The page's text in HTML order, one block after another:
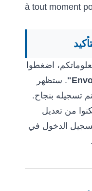
à tout moment
اضغطوا
. ستظهر
تسجيله بنجاح.
من تعديل
الدخول في